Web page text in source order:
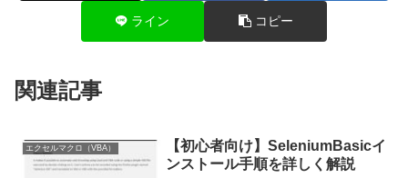
ライン コピー
関連記事
エクセルマクロ（VBA）
【初心者向け】SeleniumBasicイ
ンストール手順を詳しく解説